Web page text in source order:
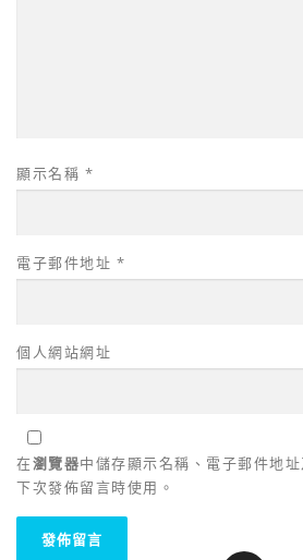
顯示名稱 *
電子郵件地址 *
個人網站網址
在瀏覽器中儲存顯示名稱、電子郵件地
下次發佈留言時使用。